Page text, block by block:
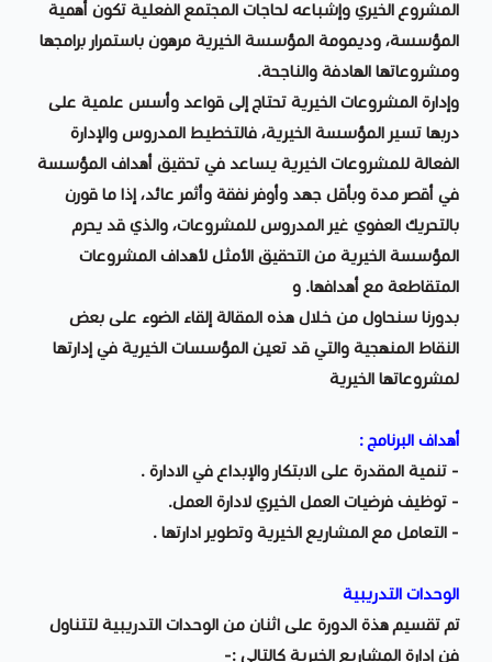
المشروع الخيري وإشباعه لحاجات المجتمع الفعلية تكون أهمية
المؤسسة، وديمومة المؤسسة الخيرية مرهون باستمرار برامجها
ومشروعاتها الهادفة والناجحة.
وإدارة المشروعات الخيرية تحتاج إلى قواعد وأسس علمية على
دربها تسير المؤسسة الخيرية، فالتخطيط المدروس والإدارة
الفعالة للمشروعات الخيرية يساعد في تحقيق أهداف المؤسسة
في أقصر مدة وبأقل جهد وأوفر نفقة وأثمر عائد، إذا ما قورن
بالتحريك العفوي غير المدروس للمشروعات، والذي قد يحرم
المؤسسة الخيرية من التحقيق الأمثل لأهداف المشروعات
المتقاطعة مع أهدافها. و
بدورنا سنحاول من خلال هذه المقالة إلقاء الضوء على بعض
النقاط المنهجية والتي قد تعين المؤسسات الخيرية في إدارتها
لمشروعاتها الخيرية
أهداف البرنامج :
- تنمية المقدرة على الابتكار والإبداع في الادارة .
- توظيف فرضيات العمل الخيري لادارة العمل.
- التعامل مع المشاريع الخيرية وتطوير ادارتها .
الوحدات التدريبية
تم تقسيم هذة الدورة على اثنان من الوحدات التدريبية لتتناول
فن إدارة المشاريع الخيرية كالتالي :-